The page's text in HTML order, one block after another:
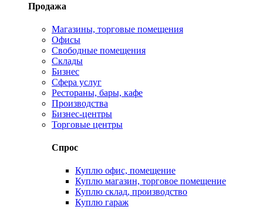
Продажа
Магазины, торговые помещения
Офисы
Свободные помещения
Склады
Бизнес
Сфера услуг
Рестораны, бары, кафе
Производства
Бизнес-центры
Торговые центры
Спрос
Куплю офис, помещение
Куплю магазин, торговое помещение
Куплю склад, производство
Куплю гараж